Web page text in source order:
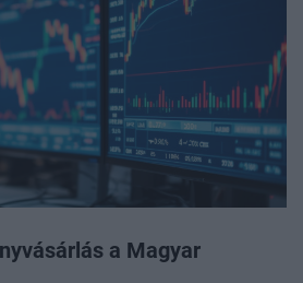
a Magyar